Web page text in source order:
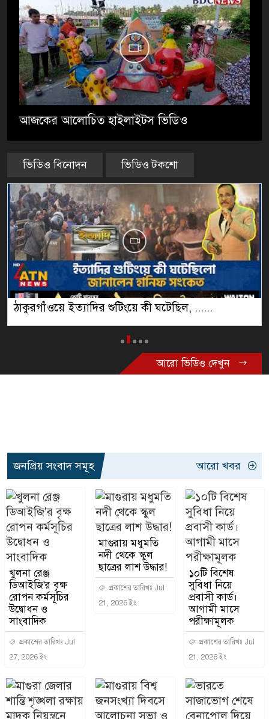
আজকের আলোচিত হাইলাইটস ভিডিও
ভিডিও বিনোদন ভিডিও টকশো
ঠাকুরগাঁওয়ে ইত্যাদির শুটিংয়ে কী ঘটেছিল, ......
আরো ভিডিও দেখুন
জনপ্রিয় সংবাদ সমূহ আরো খবর
খুলনা রেঞ্জ
ডিআইজি'র বৃক্ষ
রোপন কর্মসূচির
উদ্বোধন ও
সাংবাদিক
প্রকাশের তারিখঃ Jul
27, 2026 ইং
মাগুরায় মধুমতি
নদী থেকে স্কুল
ছাত্রের লাশ উদ্ধার!
প্রকাশের তারিখঃ Jul
21, 2026 ইং
১০টি বিশেষ
সুবিধা নিয়ে
প্রবাসী কার্ড।
আগামী মাসে
পরীক্ষামূলক
প্রকাশের তারিখঃ Jul
21, 2026 ইং